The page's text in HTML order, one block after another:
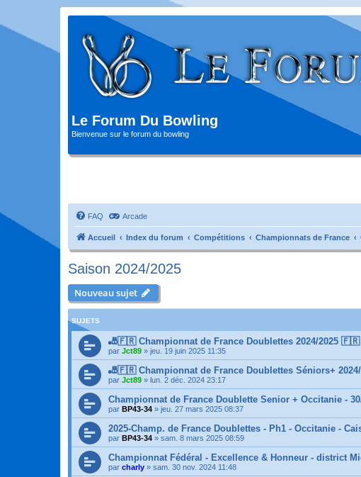
Le Forum Du Bowling
Bienvenue sur le forum du bowling
FAQ Arcade
Accueil Index du forum Compétitions Championnats de France
Saison 2024/2025
Nouveau sujet
SUJETS
🎳🇫🇷 Championnat de France Doublettes 2024/2025 🇫🇷
par Jct89 » jeu. 19 juin 2025 11:35
🎳🇫🇷 Championnat de France Doublettes Séniors+
par Jct89 » lun. 2 déc. 2024 23:17
Championnat de France Doublette Senior + Occitanie -
par BP43-34 » jeu. 27 mars 2025 08:37
2025-Champ. de France Doublettes - Ph1 - Occitanie -
par BP43-34 » sam. 8 mars 2025 08:59
Championnat Fédéral - Excellence & Honneur - district
par charly » sam. 30 nov. 2024 11:48